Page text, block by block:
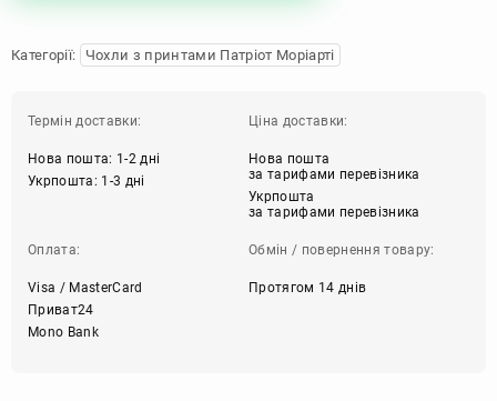
Категорії: Чохли з принтами Патріот Моріарті
Термін доставки:
Нова пошта: 1-2 дні
Укрпошта: 1-3 дні
Ціна доставки:
Нова пошта
за тарифами перевізника
Укрпошта
за тарифами перевізника
Оплата:
Visa / MasterCard
Приват24
Mono Bank
Обмін / повернення товару:
Протягом 14 днів